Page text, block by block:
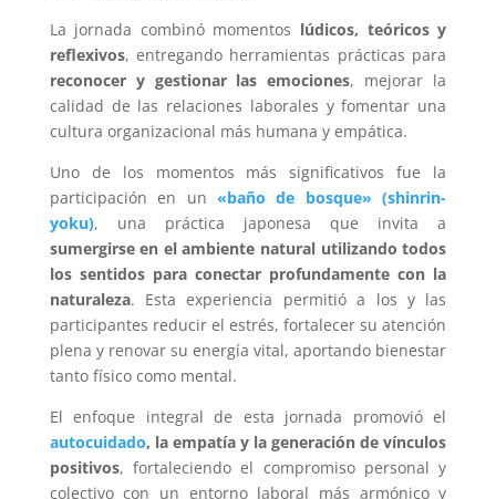
La jornada combinó momentos lúdicos, teóricos y
reflexivos, entregando herramientas prácticas para
reconocer y gestionar las emociones, mejorar la
calidad de las relaciones laborales y fomentar una
cultura organizacional más humana y empática.
Uno de los momentos más significativos fue la
participación en un «baño de bosque» (shinrin-
yoku), una práctica japonesa que invita a
sumergirse en el ambiente natural utilizando todos
los sentidos para conectar profundamente con la
naturaleza. Esta experiencia permitió a los y las
participantes reducir el estrés, fortalecer su atención
plena y renovar su energía vital, aportando bienestar
tanto físico como mental.
El enfoque integral de esta jornada promovió el
autocuidado, la empatía y la generación de vínculos
positivos, fortaleciendo el compromiso personal y
colectivo con un entorno laboral más armónico y